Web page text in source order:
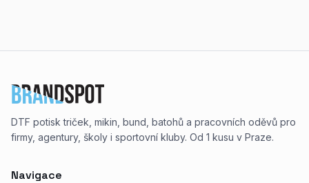
DTF potisk triček, mikin, bund, batohů a pracovních oděvů pro
firmy, agentury, školy i sportovní kluby. Od 1 kusu v Praze.
Navigace